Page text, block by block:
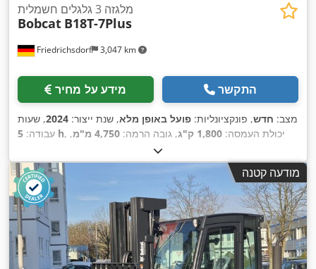
Friedrichsdorf 3,047 km
מלגזה 3 גלגלים חשמלית
Bobcat B18T-7Plus
מידע על מחיר התקשר
מצב: חדש, פונקציונליות: פועל באופן מלא, שנת ייצור: 2024, שעות
עבודה: 5 h , יכולת העמסה: 1,800 ק"ג , גובה הרמה: 4,750 מ"מ
,
, סוג דלק:
גובה בנייה:2,130 מ"מ , כוח:6 קילוואט (8.16 כ"ס)
, רוחב מסגרת
המזלג:902 מ"מ , אורך המזלג: , משקל עצמי:3,250
ק"ג
1,991 מ"מ , סוג הנעה:Elektro , רוחב בנייה:1,090
מ"מ,
מודעה קטנה